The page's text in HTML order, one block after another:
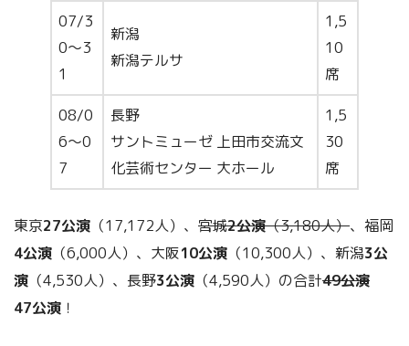
07/3
0～3
1
新潟
新潟テルサ
1,5
10
席
08/0
6～0
7
長野
サントミューゼ 上田市交流文
化芸術センター 大ホール
1,5
30
席
東京27公演 （17,172人）、 宮城2公演（3,180人）、福岡
4公演 （6,000人）、大阪10公演 （10,300人）、新潟3公
演 （4,530人）、長野3公演 （4,590人）の合計49公演
47公演 ！